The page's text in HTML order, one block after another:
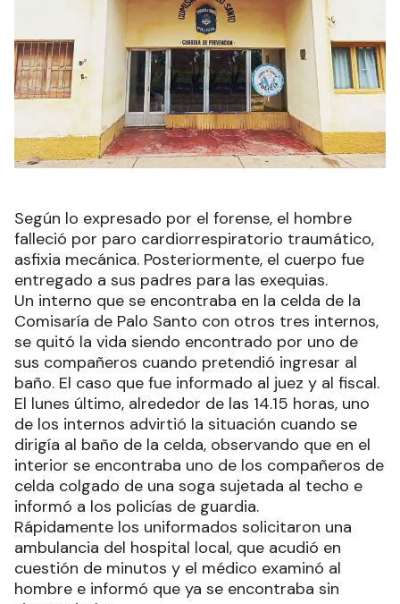
Según lo expresado por el forense, el hombre
falleció por paro cardiorrespiratorio traumático,
asfixia mecánica. Posteriormente, el cuerpo fue
entregado a sus padres para las exequias.
Un interno que se encontraba en la celda de la
Comisaría de Palo Santo con otros tres internos,
se quitó la vida siendo encontrado por uno de
sus compañeros cuando pretendió ingresar al
baño. El caso que fue informado al juez y al fiscal.
El lunes último, alrededor de las 14.15 horas, uno
de los internos advirtió la situación cuando se
dirigía al baño de la celda, observando que en el
interior se encontraba uno de los compañeros de
celda colgado de una soga sujetada al techo e
informó a los policías de guardia.
Rápidamente los uniformados solicitaron una
ambulancia del hospital local, que acudió en
cuestión de minutos y el médico examinó al
hombre e informó que ya se encontraba sin